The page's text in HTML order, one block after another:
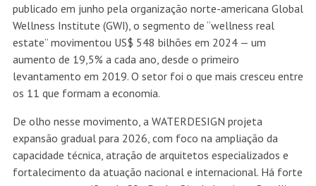
publicado em junho pela organização norte-americana Global
Wellness Institute (GWI), o segmento de “wellness real
estate” movimentou US$ 548 bilhões em 2024 — um
aumento de 19,5% a cada ano, desde o primeiro
levantamento em 2019. O setor foi o que mais cresceu entre
os 11 que formam a economia.
De olho nesse movimento, a WATERDESIGN projeta
expansão gradual para 2026, com foco na ampliação da
capacidade técnica, atração de arquitetos especializados e
fortalecimento da atuação nacional e internacional. Há forte